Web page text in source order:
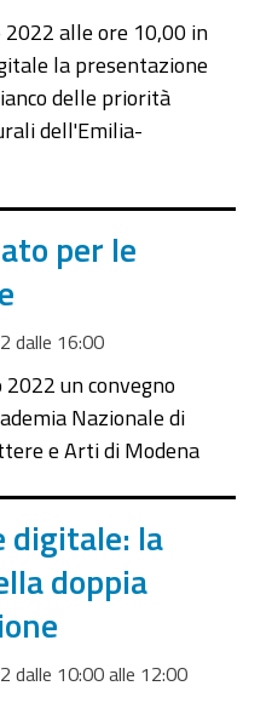
2022 alle ore 10,00 in
la presentazione
delle priorità
dell'Emilia-
per le
dalle 16:00
2022 un convegno
Nazionale di
e Arti di Modena
digitale: la
doppia
dalle 10:00alle 12:00